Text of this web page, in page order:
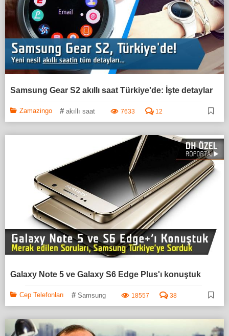
Samsung Gear S2 akıllı saat Türkiye'de: İşte detaylar
Zamazingo # akıllı saat 7633 12
Galaxy Note 5 ve Galaxy S6 Edge Plus'ı konuştuk
Cep Telefonları # Samsung 18557 38